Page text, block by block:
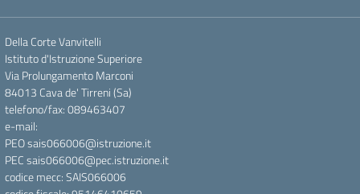
Della Corte Vanvitelli
Istituto d'Istruzione Superiore
Via Prolungamento Marconi
84013 Cava de' Tirreni (Sa)
telefono/fax: 089463407
e-mail:
PEO sais066006@istruzione.it
PEC sais066006@pec.istruzione.it
codice mecc: SAIS066006